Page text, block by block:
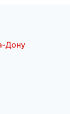
Дону